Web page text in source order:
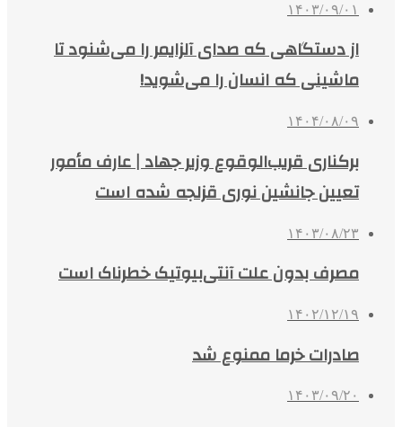
۱۴۰۳/۰۹/۰۱
از دستگاهی که صدای آلزایمر را می‌شنود تا
ماشینی که انسان را می‌شوید!
۱۴۰۴/۰۸/۰۹
برکناری قریب‌الوقوع وزیر جهاد | عارف‌ مأمور
تعیین جانشین نوری قزلجه‌ شده است‌
۱۴۰۳/۰۸/۲۳
مصرف بدون علت آنتی‌بیوتیک خطرناک است
۱۴۰۲/۱۲/۱۹
صادرات خرما ممنوع شد
۱۴۰۳/۰۹/۲۰